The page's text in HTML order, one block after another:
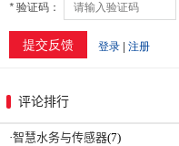
评论排行
·智慧水务与传感器(7)